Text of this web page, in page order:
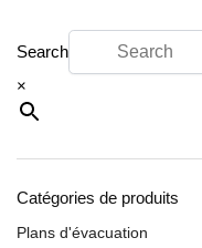
Search
×
Catégories de produits
Plans d'évacuation